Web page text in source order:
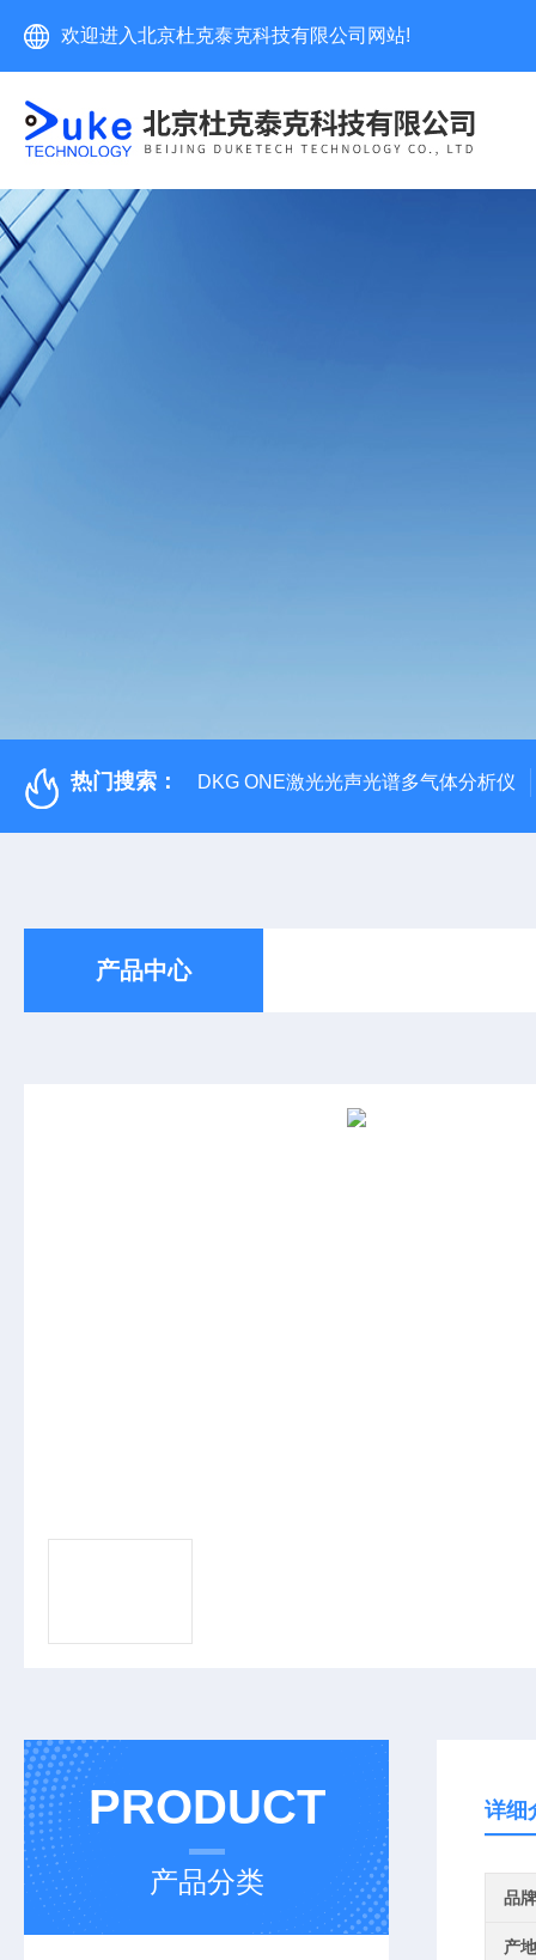
欢迎进入北京杜克泰克科技有限公司网站!
热门搜索： DKG ONE激光光声光谱多气体分析仪
产品中心
PRODUCT
产品分类
详细
品牌
产地